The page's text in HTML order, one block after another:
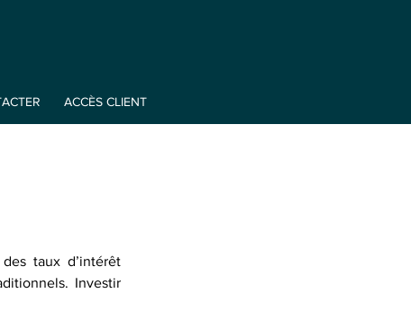
ACCÈS CLIENT
taux d’intérêt
Investir